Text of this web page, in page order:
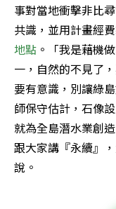
事對當地衝擊非比
共識，並用計畫經
地點 。「我是藉機
一，自然的不見了
要有意識，別讓綠
師保守估計，石像
就為全島潛水業創
跟大家講『永續』
說。